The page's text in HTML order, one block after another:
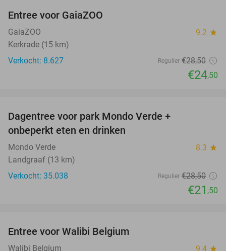
Entree voor GaiaZOO
GaiaZOO 9.2 star
Kerkrade (15 km)
Verkocht: 8.627
Regulier €28,50
€24,50
Dagentree voor park Mondo Verde +
onbeperkt eten en drinken
Mondo Verde 8.3 star
Landgraaf (13 km)
Verkocht: 35.038
Regulier €28,50
€21 ,50
Entree voor Walibi Belgium
Walibi Belgium 9.4 star